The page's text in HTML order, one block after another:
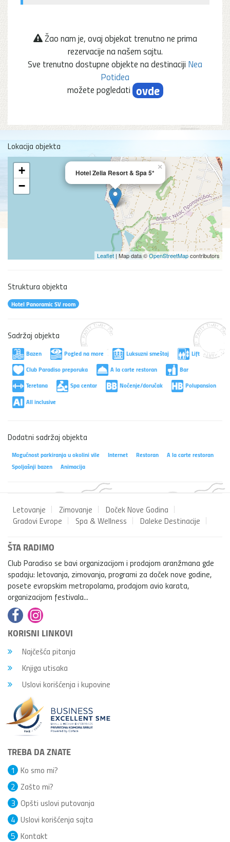
Žao nam je, ovaj objekat trenutno ne prima
rezervacije na našem sajtu.
Sve trenutno dostupne objekte na destinaciji Nea
Potidea
možete pogledati ovde
Lokacija objekta
Hotel Zelia Resort & Spa 5*
×
+
−
Leaflet | Map data ©OpenStreetMapcontributors
Struktura objekta
Hotel Panoramic SV room
Sadržaj objekta
Bazen Pogled na more Luksuzni smeštaj
Lift
Club Paradiso preporuka
A la carte restoran
Bar
Teretana
Spa centar Noćenje/doručak
Polupansion
All inclusive
Dodatni sadržaj objekta
Mogućnost parkiranja u okolini vile Internet Restoran
A la carte restoran
Spoljašnji bazen
Animacija
Letovanje Zimovanje
Doček Nove Godina
Gradovi Evrope
Spa & Wellness Daleke Destinacije
ŠTA RADIMO
Club Paradiso se bavi organizacijom i prodajom aranžmana gde
spadaju: letovanja, zimovanja, programi za doček nove godine,
posete evropskim metropolama, prodajom avio karata,
organizacijom festivala...
KORISNI LINKOVI
Najčešća pitanja
Knjiga utisaka
Uslovi korišćenja i kupovine
TREBA DA ZNATE
Ko smo mi?
1
Zašto mi?
2
Opšti uslovi putovanja
3
Uslovi korišćenja sajta
4
Kontakt
5